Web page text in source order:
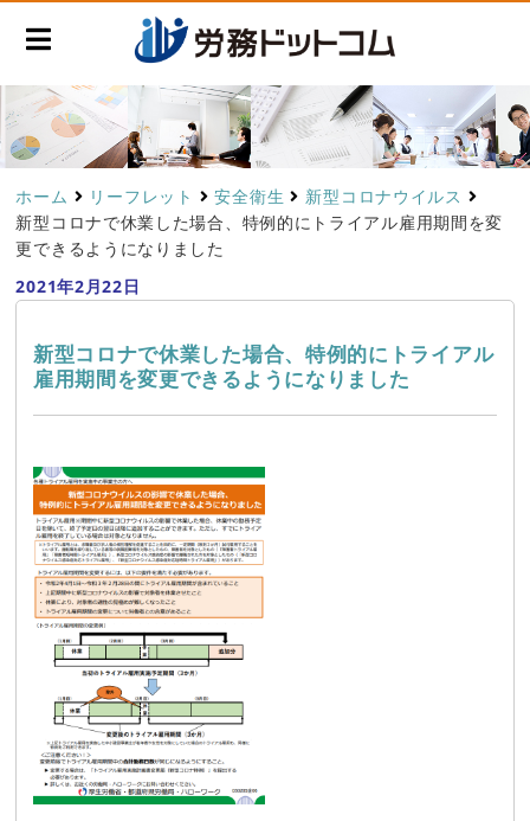
ホーム リーフレット 安全衛生
新型コロナウイルス
新型コロナで休業した場合、特例的にトライアル雇用期間を変
更できるようになりました
2021年2月22日
新型コロナで休業した場合、特例的にトライアル
雇用期間を変更できるようになりました